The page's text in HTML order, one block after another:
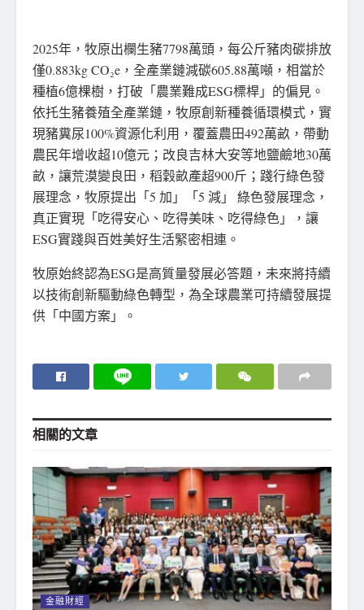
2025年，牧原出欄生豬7798萬頭，每公斤豬肉碳排放
僅0.883kg CO₂e，全產業鏈減碳605.88萬噸，相當於
種植6億棵樹，打破「農業難成ESG標桿」的偏見。
依托生豬養殖全產業鏈，牧原創新種養循環模式，實
現豬糞尿100%資源化利用，覆蓋農田492萬畝，帶動
農民年增收超10億元；改良吉林大安等地鹽鹼地30萬
畝，讓荒漠變良田，稻穀畝產超900斤；踐行綠色發
展理念，牧原提出「5 加」「5 減」 綠色發展理念，
真正實現「吃得安心、吃得美味、吃得綠色」，讓
ESG實踐與百姓美好生活緊密相連。
牧原始終認為ESG是高質量發展必答題，未來將持續
以技術創新驅動綠色轉型，為全球農業可持續發展提
供「中國方案」。
相關的文章
金融財經